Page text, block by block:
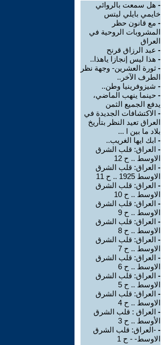
- هل سمعت بالروائي
خايمي بايلي ليتس
- مع قانون حظر
المشروبات الروحية في
العراق
- عبد الرزاق قرنح
- هذا ليس إنجازا ياهذا..
- ثورة العشرين- وجهة نظر
الطرف الآخر..
- شيزوفرينيا وطن..
- حينما ينهب الماضي،
يدفع الجميع الثمن
- الاكتشافات الجديدة في
العراق تعيد النظر بتأريخ
بلاد ما بين ا ...
- ابك ايها الغريب..
- العراق: قلب الشرق
الاوسط .. ح 12
- العراق: قلب الشرق
الاوسط 1925 .. ح 11
- العراق: قلب الشرق
الاوسط .. ح 10
- العراق: قلب الشرق
الاوسط .. ح 9
- العراق: قلب الشرق
الاوسط .. ح 8
- العراق: قلب الشرق
الاوسط .. ح 7
- العراق: قلب الشرق
الاوسط .. ح 6
- العراق: قلب الشرق
الاوسط .. ح 5
- العراق: قلب الشرق
الاوسط .. ح 4
- العراق : قلب الشرق
الأوسط .. ح 3
- -العراق: قلب الشرق
الاوسط- - ح 1